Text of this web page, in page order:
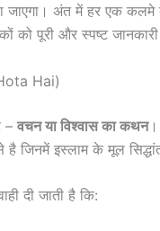
जाएगा। अंत में हर एक
को पूरी और स्पष्ट
Hai)
– वचन या विश्वास का कथन।
है जिनमें इस्लाम के मूल
दी जाती है कि: